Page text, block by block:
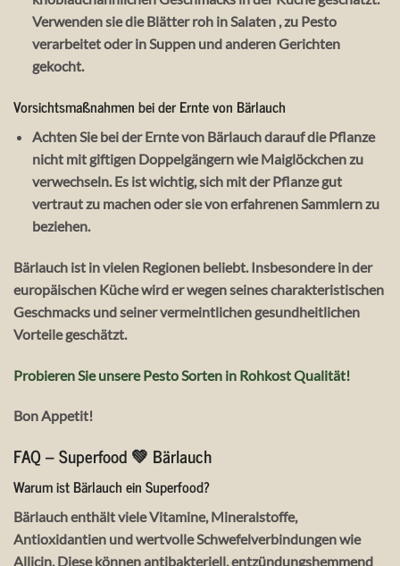
Verwenden sie die Blätter roh in Salaten , zu Pesto
verarbeitet oder in Suppen und anderen Gerichten
gekocht.
Vorsichtsmaßnahmen bei der Ernte von Bärlauch
Achten Sie bei der Ernte von Bärlauch darauf die Pflanze
nicht mit giftigen Doppelgängern wie Maiglöckchen zu
verwechseln. Es ist wichtig, sich mit der Pflanze gut
vertraut zu machen oder sie von erfahrenen Sammlern zu
beziehen.
Bärlauch ist in vielen Regionen beliebt. Insbesondere in der
europäischen Küche wird er wegen seines charakteristischen
Geschmacks und seiner vermeintlichen gesundheitlichen
Vorteile geschätzt.
Probieren Sie unsere Pesto Sorten in Rohkost Qualität!
Bon Appetit!
FAQ – Superfood 💚 Bärlauch
Warum ist Bärlauch ein Superfood?
Bärlauch enthält viele Vitamine, Mineralstoffe,
Antioxidantien und wertvolle Schwefelverbindungen wie
Allicin. Diese können antibakteriell, entzündungshemmend